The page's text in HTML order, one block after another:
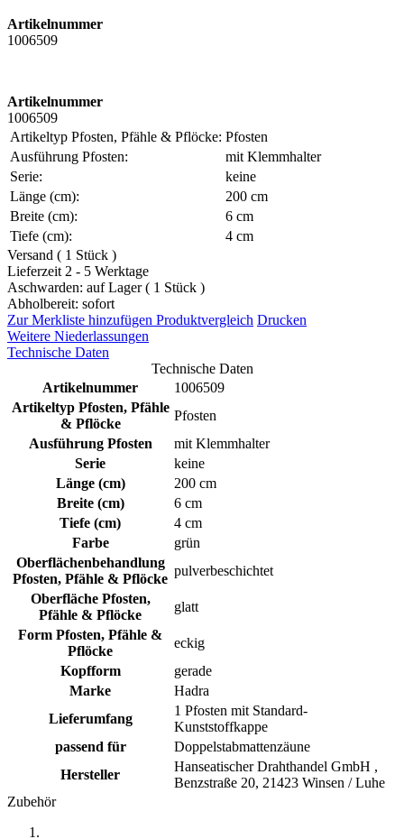
Artikelnummer
1006509
Artikelnummer
1006509
Artikeltyp Pfosten, Pfähle & Pflöcke: Pfosten
Ausführung Pfosten:
mit Klemmhalter
Serie:
keine
Länge (cm):
200 cm
Breite (cm):
6 cm
Tiefe (cm):
4 cm
Versand ( 1 Stück )
Lieferzeit 2 - 5 Werktage
Aschwarden: auf Lager ( 1 Stück )
Abholbereit: sofort
Zur Merkliste hinzufügen Produktvergleich Drucken
Weitere Niederlassungen
Technische Daten
Technische Daten
Artikelnummer
1006509
Artikeltyp Pfosten, Pfähle
& Pflöcke
Pfosten
Ausführung Pfosten
mit Klemmhalter
Serie
keine
Länge (cm)
200 cm
Breite (cm)
6 cm
Tiefe (cm)
4 cm
Farbe
grün
Oberflächenbehandlung
Pfosten, Pfähle & Pflöcke
pulverbeschichtet
Oberfläche Pfosten,
Pfähle & Pflöcke
glatt
Form Pfosten, Pfähle &
Pflöcke
eckig
Kopfform
gerade
Marke
Hadra
Lieferumfang
1 Pfosten mit Standard-
Kunststoffkappe
passend für
Doppelstabmattenzäune
Hersteller
Hanseatischer Drahthandel GmbH ,
Benzstraße 20, 21423 Winsen / Luhe
Zubehör